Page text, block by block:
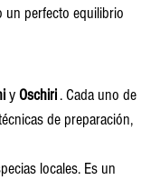
un perfecto equilibrio
y Oschiri . Cada uno de
de preparación,
locales. Es un